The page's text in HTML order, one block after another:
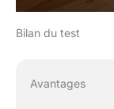
Bilan du test
Avantages